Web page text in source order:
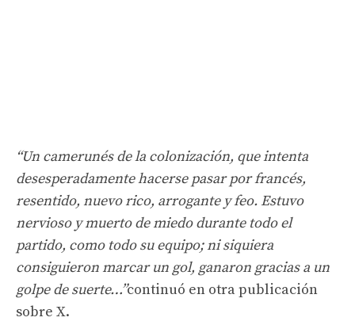
“Un camerunés de la colonización, que intenta
desesperadamente hacerse pasar por francés,
resentido, nuevo rico, arrogante y feo. Estuvo
nervioso y muerto de miedo durante todo el
partido, como todo su equipo; ni siquiera
consiguieron marcar un gol, ganaron gracias a un
golpe de suerte…”continuó en otra publicación
sobre X.